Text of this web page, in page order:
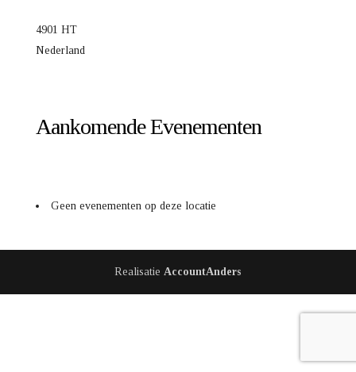
4901 HT
Nederland
Aankomende Evenementen
Geen evenementen op deze locatie
RealisatieAccountAnders